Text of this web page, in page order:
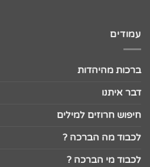
עמודים
ברכות מהיהדות
דבר איתנו
חיפוש חרוזים למילים
לכבוד מה הברכה ?
לכבוד מי הברכה ?